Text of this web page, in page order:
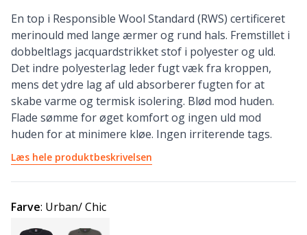
En top i Responsible Wool Standard (RWS) certificeret
merinould med lange ærmer og rund hals. Fremstillet i
dobbeltlags jacquardstrikket stof i polyester og uld.
Det indre polyesterlag leder fugt væk fra kroppen,
mens det ydre lag af uld absorberer fugten for at
skabe varme og termisk isolering. Blød mod huden.
Flade sømme for øget komfort og ingen uld mod
huden for at minimere kløe. Ingen irriterende tags.
Læs hele produktbeskrivelsen
Farve: Urban/ Chic